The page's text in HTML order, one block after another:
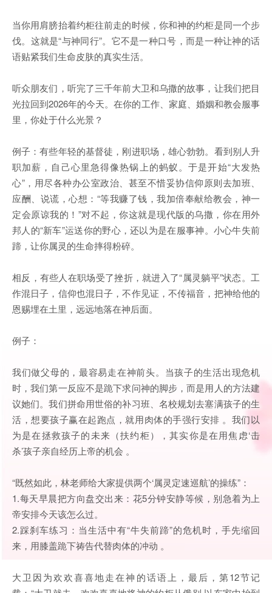
当你用肩膀抬着约柜往前走的时候，你和神的约柜是同一个步
伐。这就是“与神同行”。它不是一种口号，而是一种让神的话
语贴紧我们生命皮肤的真实生活。
听众朋友们，听完了三千年前大卫和乌撒的故事，让我们把目
光拉回到2026年的今天。在你的工作、家庭、婚姻和教会服事
里，你处于什么光景？
例子：有些年轻的基督徒，刚进职场，雄心勃勃。看到别人升
职加薪，自己心里急得像热锅上的蚂蚁。于是开始“大发热
心”，用尽各种办公室政治、甚至不惜妥协信仰原则去加班、
应酬、说谎，心想：“等我赚了钱，我加倍奉献给教会，神一
定会原谅我的！”对不起，你这就是现代版的乌撒，你在用外
邦人的“新车”运送你的野心，还以为是在服事神。小心牛失前
蹄，让你属灵的生命摔得粉碎。
相反，有些人在职场受了挫折，就进入了“属灵躺平”状态。工
作混日子，信仰也混日子，不作见证，不传福音，把神给他的
恩赐埋在土里，远远地落在神后面。
例子：
我们做父母的，最容易走在神前头。当孩子的生活出现危机
时，我们第一反应不是跪下求问神的脚步，而是用人的方法建
议她们。我们拼命用世俗的补习班、名校规划去塞满孩子的生
活，想要孩子赢在起跑点，就用肉体的手强行安排 。我们以
为是在拯救孩子的未来（扶约柜），其实你是在用焦虑‘击
杀’孩子亲自经历上帝的机会 。
“既然如此，林老师给大家提供两个‘属灵定速巡航’的操练”：
1.每天早晨把方向盘交出来：花5分钟安静等候，别急着为上
帝安排今天该怎么过。
2.踩刹车练习：当生活中有“牛失前蹄”的危机时，手先缩回
来，用膝盖跪下祷告代替肉体的冲动 。
大卫因为欢欢喜喜地走在神的话语上，最后，第12节记